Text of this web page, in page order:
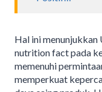
Hal ini
nutrition fact pada
memenuhi
memperkuat